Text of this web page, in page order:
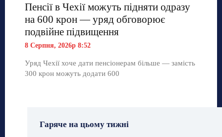
Пенсії в Чехії можуть підняти одразу
на 600 крон — уряд обговорює
подвійне підвищення
8 Серпня, 2026р 8:52
Уряд Чехії хоче дати пенсіонерам більше — замість
300 крон можуть додати 600
Гаряче на цьому тижні